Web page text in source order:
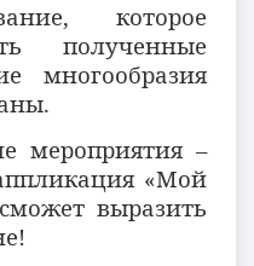
которое
полученные
многообразия
мероприятия –
«Мой
выразить